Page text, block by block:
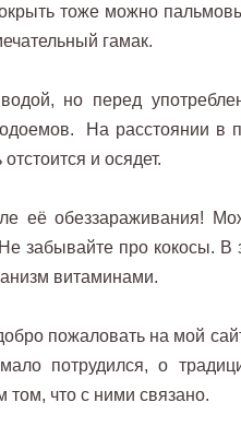
тоже можно
гамак.
но перед
На расстоянии в
и осядет.
её обеззараживания!
забывайте про кокосы. В
витаминами.
пожаловать на мой
потрудился, о
том, что с ними связано.